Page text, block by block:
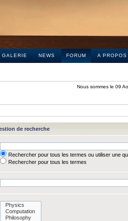
GALERIE NEWS FORUM A PROPOS
Nous sommes le 09
de recherche
Rechercher pour tous les termes ou utiliser une
Rechercher pour tous les termes